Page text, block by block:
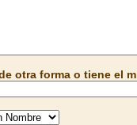
otra forma o tiene el